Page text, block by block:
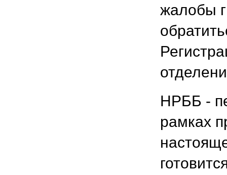
жалобы
НРББ -
рамках